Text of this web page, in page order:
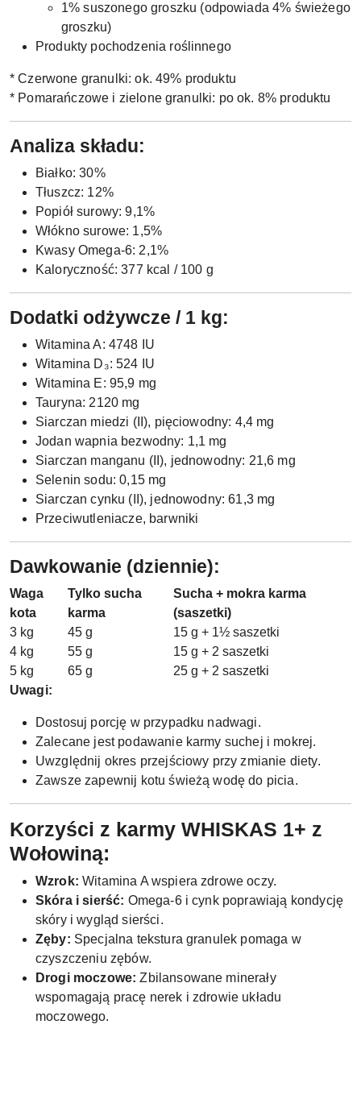
1% suszonego groszku (odpowiada 4% świeżego
groszku)
Produkty pochodzenia roślinnego
* Czerwone granulki: ok. 49% produktu
* Pomarańczowe i zielone granulki: po ok. 8% produktu
Analiza składu:
Białko: 30%
Tłuszcz: 12%
Popiół surowy: 9,1%
Włókno surowe: 1,5%
Kwasy Omega-6: 2,1%
Kaloryczność: 377 kcal / 100 g
Dodatki odżywcze / 1 kg:
Witamina A: 4748 IU
Witamina D₃: 524 IU
Witamina E: 95,9 mg
Tauryna: 2120 mg
Siarczan miedzi (II), pięciowodny: 4,4 mg
Jodan wapnia bezwodny: 1,1 mg
Siarczan manganu (II), jednowodny: 21,6 mg
Selenin sodu: 0,15 mg
Siarczan cynku (II), jednowodny: 61,3 mg
Przeciwutleniacze, barwniki
Dawkowanie (dziennie):
Waga
kota
Tylko sucha
karma
Sucha + mokra karma
(saszetki)
3 kg
45 g
15 g + 1½ saszetki
4 kg
55 g
15 g + 2 saszetki
5 kg
65 g
25 g + 2 saszetki
Uwagi:
Dostosuj porcję w przypadku nadwagi.
Zalecane jest podawanie karmy suchej i mokrej.
Uwzględnij okres przejściowy przy zmianie diety.
Zawsze zapewnij kotu świeżą wodę do picia.
Korzyści z karmy WHISKAS 1+ z
Wołowiną:
Wzrok: Witamina A wspiera zdrowe oczy.
Skóra i sierść: Omega-6 i cynk poprawiają kondycję
skóry i wygląd sierści.
Zęby: Specjalna tekstura granulek pomaga w
czyszczeniu zębów.
Drogi moczowe: Zbilansowane minerały
wspomagają pracę nerek i zdrowie układu
moczowego.